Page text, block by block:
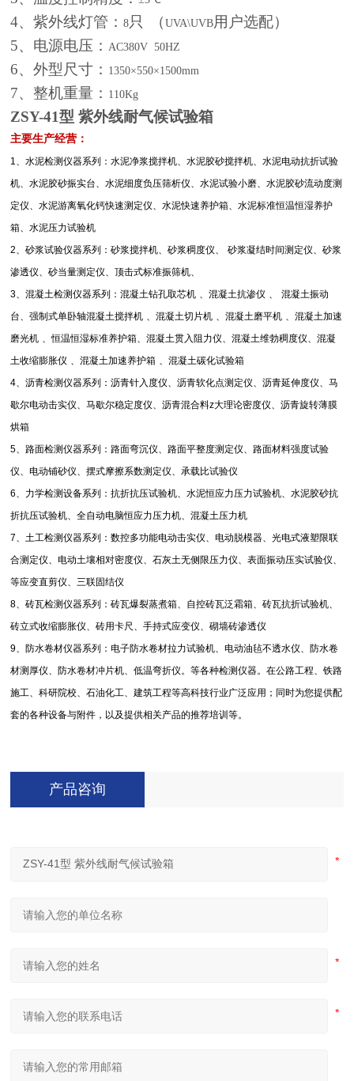
4、紫外线灯管：8 只 （UVA\UVB用户选配）
5、电源电压： AC380V 50HZ
6、外型尺寸： 1350×550×1500mm
7、整机重量： 110Kg
ZSY-41型 紫外线耐气候试验箱
主要生产经营：
1、水泥检测仪器系列：水泥净浆搅拌机、水泥胶砂搅拌机、水泥电动抗折试验
机、水泥胶砂振实台、水泥细度负压筛析仪、水泥试验小磨、水泥胶砂流动度测
定仪、水泥游离氧化钙快速测定仪、水泥快速养护箱、水泥标准恒温恒湿养护
箱、水泥压力试验机
2、砂浆试验仪器系列：砂浆搅拌机、砂浆稠度仪、
砂浆凝结时间测定仪、砂浆
渗透仪、砂当量测定仪、顶击式标准振筛机、
3、混凝土检测仪器系列：混凝土钻孔取芯机 、混凝土抗渗仪 、
混凝土振动
台、强制式单卧轴混凝土搅拌机 、混凝土切片机 、混凝土磨平机 、混凝土加速
磨光机 、恒温恒湿标准养护箱、混凝土贯入阻力仪、混凝土维勃稠度仪、混凝
土收缩膨胀仪 、混凝土加速养护箱 、混凝土碳化试验箱
4、沥青检测仪器系列：沥青针入度仪、沥青软化点测定仪、沥青延伸度仪、马
歇尔电动击实仪、马歇尔稳定度仪、沥青混合料z大理论密度仪、沥青旋转薄膜
烘箱
5、路面检测仪器系列：路面弯沉仪、路面平整度测定仪、路面材料强度试验
仪、电动铺砂仪、摆式摩擦系数测定仪、承载比试验仪
6、力学检测设备系列：抗折抗压试验机、水泥恒应力压力试验机、水泥胶砂抗
折抗压试验机、全自动电脑恒应力压力机、混凝土压力机
7、土工检测仪器系列：数控多功能电动击实仪、电动脱模器、光电式液塑限联
合测定仪、电动土壤相对密度仪、石灰土无侧限压力仪、表面振动压实试验仪、
等应变直剪仪、三联固结仪
8、砖瓦检测仪器系列：砖瓦爆裂蒸煮箱、自控砖瓦泛霜箱、砖瓦抗折试验机、
砖立式收缩膨胀仪、砖用卡尺、手持式应变仪、砌墙砖渗透仪
9、防水卷材仪器系列：电子防水卷材拉力试验机、电动油毡不透水仪、防水卷
材测厚仪、防水卷材冲片机、低温弯折仪。等各种检测仪器。在公路工程、铁路
施工、科研院校、石油化工、建筑工程等高科技行业广泛应用；同时为您提供配
套的各种设备与附件，以及提供相关产品的推荐培训等。
产品咨询